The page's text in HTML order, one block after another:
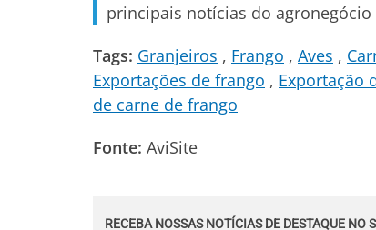
principais notícias do agronegócio
Tags: Granjeiros Frango Aves
Exportações de frango
Exportação
de carne de frango
Fonte: AviSite
RECEBA NOSSAS NOTÍCIAS DE DESTAQUE NO